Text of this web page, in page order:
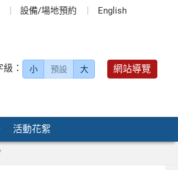
設備/場地預約 English
級： 小 預設 大 網站導覽
活動花絮